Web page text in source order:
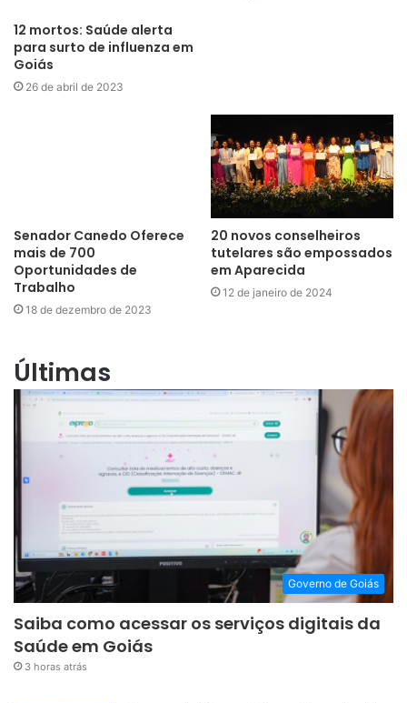
12 mortos: Saúde alerta
para surto de influenza em
Goiás
26 de abril de 2023
Senador Canedo Oferece
mais de 700
Oportunidades de
Trabalho
18 de dezembro de 2023
20 novos conselheiros
tutelares são empossados
em Aparecida
12 de janeiro de 2024
Últimas
Governo de Goiás
Saiba como acessar os serviços digitais da
Saúde em Goiás
3 horas atrás